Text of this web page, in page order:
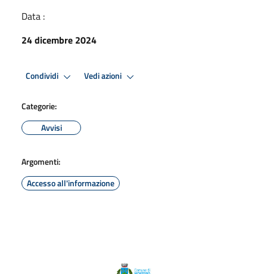
Data :
24 dicembre 2024
Condividi Vedi azioni
Categorie:
Avvisi
Argomenti:
Accesso all'informazione